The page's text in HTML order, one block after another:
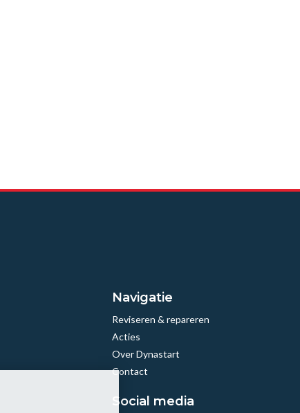
Navigatie
Reviseren & repareren
Acties
Over Dynastart
Contact
Social media